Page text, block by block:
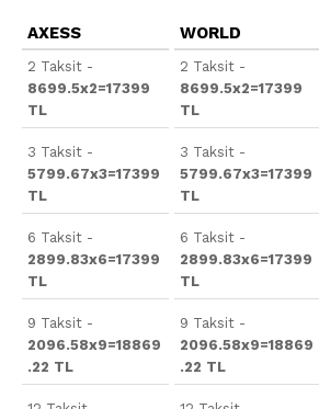
AXESS
2 Taksit -
8699.5x2=17399
TL
3 Taksit -
5799.67x3=17399
TL
6 Taksit -
2899.83x6=17399
TL
9 Taksit -
2096.58x9=18869
.22 TL
WORLD
2 Taksit -
8699.5x2=17399
TL
3 Taksit -
5799.67x3=17399
TL
6 Taksit -
2899.83x6=17399
TL
9 Taksit -
2096.58x9=18869
.22 TL